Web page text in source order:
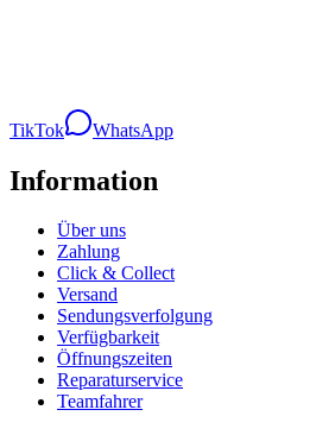
TikTok WhatsApp
Information
Über uns
Zahlung
Click & Collect
Versand
Sendungsverfolgung
Verfügbarkeit
Öffnungszeiten
Reparaturservice
Teamfahrer